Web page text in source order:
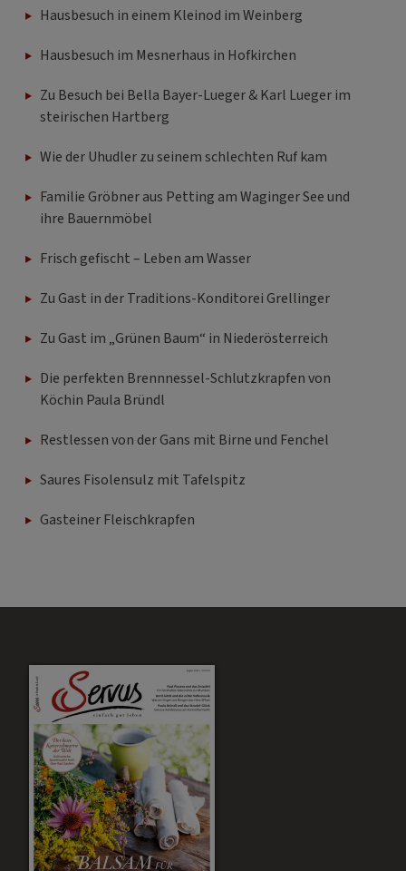
Hausbesuch in einem Kleinod im Weinberg
Hausbesuch im Mesnerhaus in Hofkirchen
Zu Besuch bei Bella Bayer-Lueger & Karl Lueger im
steirischen Hartberg
Wie der Uhudler zu seinem schlechten Ruf kam
Familie Gröbner aus Petting am Waginger See und
ihre Bauernmöbel
Frisch gefischt – Leben am Wasser
Zu Gast in der Traditions-Konditorei Grellinger
Zu Gast im „Grünen Baum“ in Niederösterreich
Die perfekten Brennnessel-Schlutzkrapfen von
Köchin Paula Bründl
Restlessen von der Gans mit Birne und Fenchel
Saures Fisolensulz mit Tafelspitz
Gasteiner Fleischkrapfen